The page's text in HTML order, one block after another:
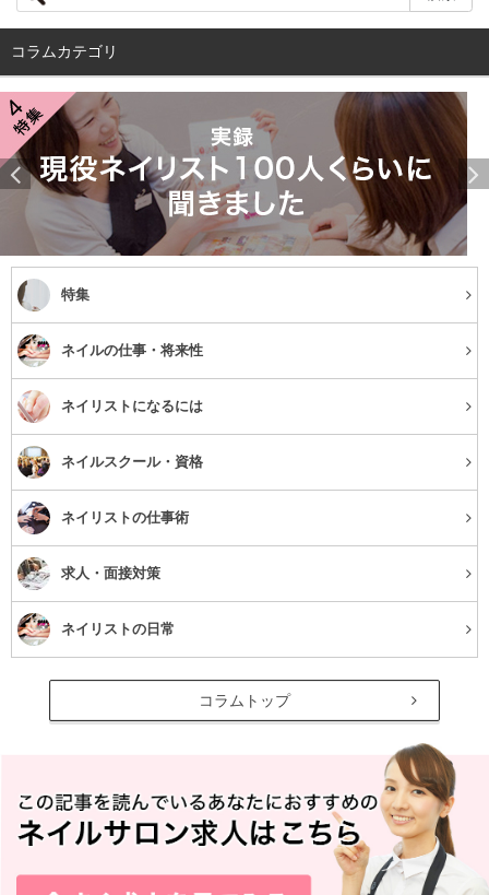
引用：http://www.pascoshop.com/
おなじみのPascoから毎月100本限定の通販限定商品で
す。
主な原材料の産地は北海道にこだわった食パン。ふわっと
薫る心地よい香りとクリーミーでしっとりした味わいは素
材一つ一つのこだわりが感じられます。シンプルにトース
トして食べるだけで、至福の時を過ごせます。2斤と大き
目サイズですが、カットして冷凍保存すれば美味しさが保
てますよ！
⇒商品サイトを見る
べノアオンラインショップ 「おためしスコー
ンセット」
引用： http://www.benoist.co.jp/
1度食べてみると、ここにまさるスコーンはないのでは！
コラムカテゴリ
特集
ネイルの仕事・将来性
ネイリストになるには
ネイルスクール・資格
ネイリストの仕事術
求人・面接対策
ネイリストの日常
コラムトップ